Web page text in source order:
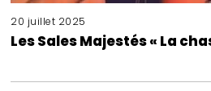
20 juillet 2025
Les Sales Majestés « La